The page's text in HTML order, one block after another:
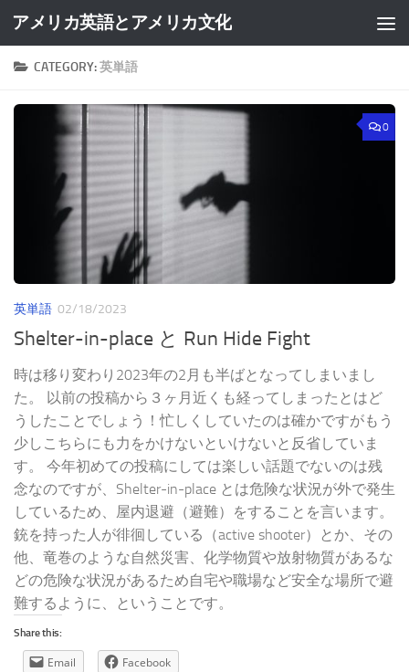
Skip to content
アメリカ英語とアメリカ文化
CATEGORY:英単語
0
英単語 02/18/2023
Shelter-in-place と Run Hide Fight
時は移り変わり2023年の2月も半ばとなってしまいまし
た。 以前の投稿から３ヶ月近くも経ってしまったとはど
うしたことでしょう！忙しくしていたのは確かですがもう
少しこちらにも力をかけないといけないと反省していま
す。 今年初めての投稿にしては楽しい話題でないのは残
念なのですが、Shelter-in-place とは危険な状況が外で発生
しているため、屋内退避（避難）をすることを言います。
銃を持った人が徘徊している（active shooter）とか、その
他、竜巻のような自然災害、化学物質や放射物質があるな
どの危険な状況があるため自宅や職場など安全な場所で避
難するように、ということです。
Share this:
Email Facebook